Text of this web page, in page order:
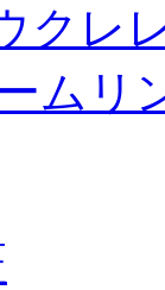
クレ
ムリ